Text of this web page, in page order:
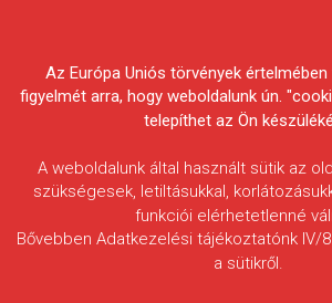
Egyesületek
HÍREK
KHESZ
Az Európa Uniós törvények értelmében
figyelmét arra, hogy weboldalunk ún.
telepíthet az Ön
A weboldalunk által használt sütik az
szükségesek, letiltásukkal,
funkciói elérhetetlenné
Bővebben Adatkezelési tájékoztatónk IV/
a sütikről.